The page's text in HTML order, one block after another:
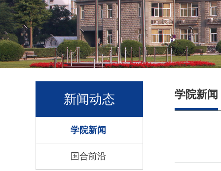
新闻动态
学院新闻
国合前沿
学院新闻